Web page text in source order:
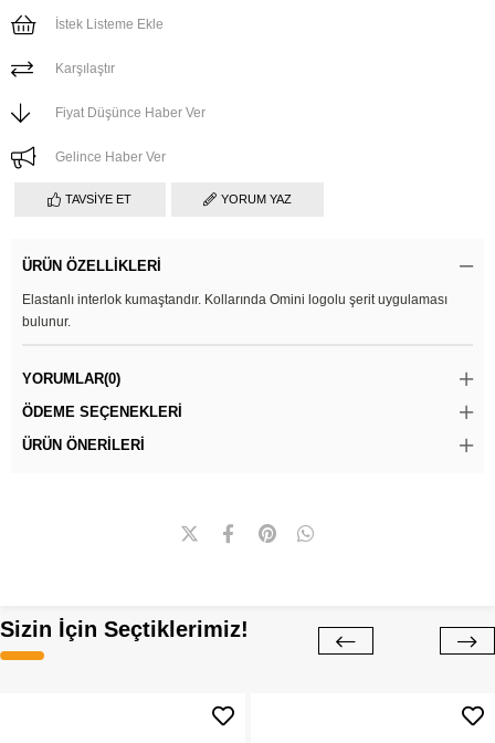
İstek Listeme Ekle
Karşılaştır
Fiyat Düşünce Haber Ver
Gelince Haber Ver
TAVSIYE ET YORUM YAZ
ÜRÜN ÖZELLIKLERI
Elastanlı interlok kumaştandır. Kollarında Omini logolu şerit uygulaması
bulunur.
YORUMLAR(0)
ÖDEME SEÇENEKLERI
ÜRÜN ÖNERILERI
Sizin İçin Seçtiklerimiz!